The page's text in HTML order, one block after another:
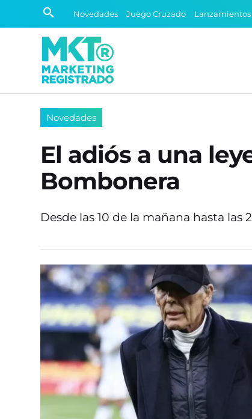
Novedades Juego Cruzado Lanzamientos
Novedades
El adiós a una
Bombonera
Desde las 10 de la mañana hasta